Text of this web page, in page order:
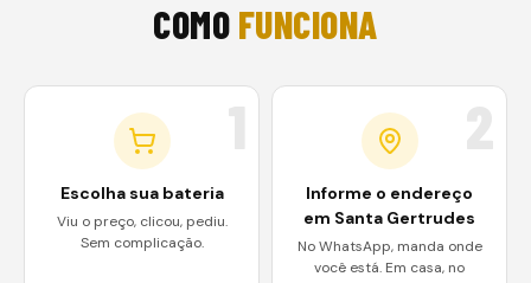
COMO FUNCIONA
Escolha sua bateria
Viu o preço, clicou, pediu.
Sem complicação.
Informe o endereço
em Santa Gertrudes
No WhatsApp, manda onde
você está. Em casa, no